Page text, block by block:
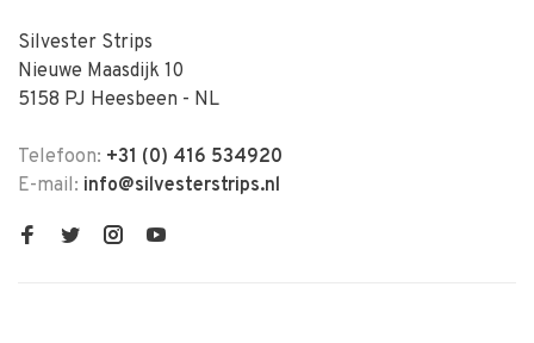
Silvester Strips
Nieuwe Maasdijk 10
5158 PJ Heesbeen - NL
Telefoon: +31 (0) 416 534920
E-mail: info@silvesterstrips.nl